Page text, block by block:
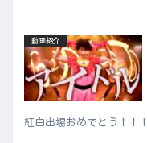
動画紹介
紅白出場おめでとう！！！